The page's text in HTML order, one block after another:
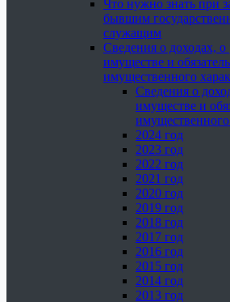
Что нужно знать при
бывшим
служащим
Сведения о доходах, о
имуществе и
имущественного
Сведения о
имуществе и
имущественного
2024 год
2023 год
2022 год
2021 год
2020 год
2019 год
2018 год
2017 год
2016 год
2015 год
2014 год
2013 год